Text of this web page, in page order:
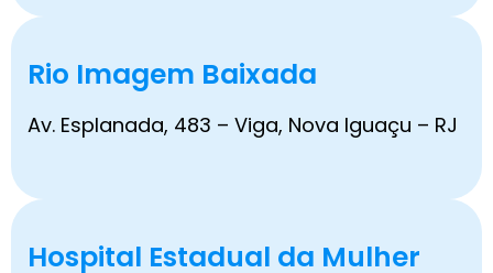
Rio Imagem Baixada
Av. Esplanada, 483 – Viga, Nova Iguaçu – RJ
Hospital Estadual da Mulher